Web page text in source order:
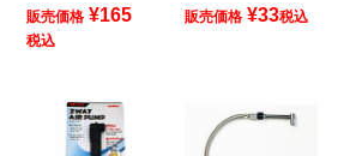
販売価格 ¥165
税込
販売価格 ¥33税込